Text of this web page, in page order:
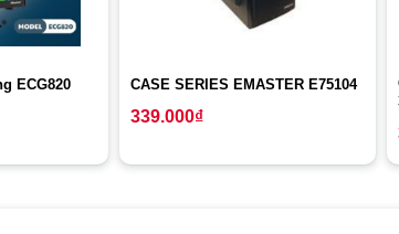
ECG820 CASE SERIES EMASTER E75104
339.000₫